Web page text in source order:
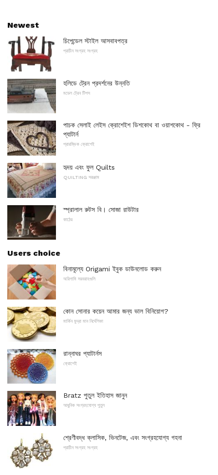
Newest
চিপেন্ডেল স্টাইল আসবাবপত্র
প্রাচীন সংগ্রহ সংগ্রহ
হলিডে ট্রেন প্রদর্শনের উন্নতি
মডেল ট্রেন টিপস
পাচক সেলাই লেইস ক্রোশেইশ ডিশকোথ বা ওয়াশকোথ - ফ্রি
প্যাটার্ন
প্রারম্ভিক ক্রোশেই
হৃদয় এবং ফুল Quilts
QUILTING সরঞ্জাম
স্প্রালাল রুটস বি। সোজা রাউটার
কাঠের
Users choice
বিনামূল্যে Origami ইবুক ডাউনলোড করুন
অরিগামি সরবরাহগুলি
কোন সোনার কয়েন আমার জন্য ভাল বিনিয়োগ?
মার্কিন মুদ্রা মান নির্দেশিকা
রান্নাঘর প্যাটার্নস
ক্রোশেই
Bratz পুতুল ইতিহাস জানুন
আধুনিক সংগ্রহযোগ্য পুতুল
শ্রেণীবদ্ধ ক্লাসিক, ভিনটেজ, এবং সংগ্রহযোগ্য গহনা
প্রাচীন সংগ্রহ সংগ্রহ